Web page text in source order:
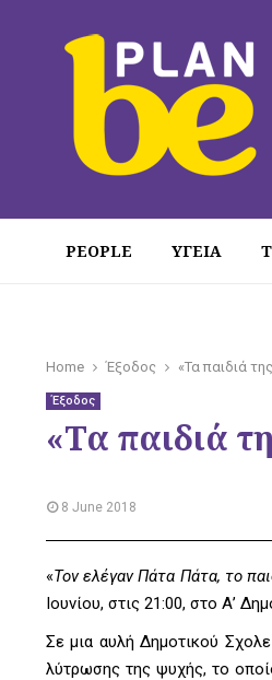
PEOPLE ΥΓΕΙΑ
Home Έξοδος «Τα παιδιά
Έξοδος
«Τα παιδιά
8 June 2018
«Τον ελέγαν Πάτα Πάτα, το
Ιουνίου, στις 21:00, στο Α’
Σε μια αυλή Δημοτικού
λύτρωσης της ψυχής, το